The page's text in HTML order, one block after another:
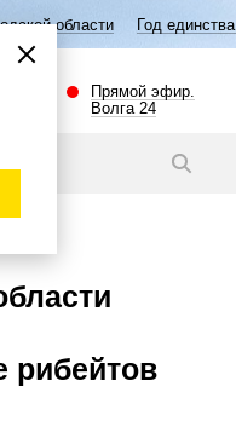
единства народов России
Прямой эфир.
Волга 24
рибейтов